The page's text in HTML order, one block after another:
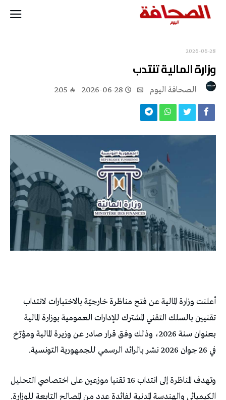
2026-06-28
وزارة المالية تنتدب
2026-06-28
205
أعلنت وزارة المالية عن فتح مناظرة خارجيّة بالاختبارات لانتداب
تقنيين بالسلك التقني المشترك للإدارات العمومية بوزارة المالية
بعنوان سنة 2026، وذلك وفق قرار صادر عن وزيرة المالية ومؤرّخ
في 26 جوان 2026 نشر بالرائد الرسمي للجمهورية التونسية.
وتهدف المناظرة إلى انتداب 16 تقنيا موزعين على اختصاصي التحليل
الكيميائي والهندسة المدنية لفائدة عدد من المصالح التابعة للوزارة.